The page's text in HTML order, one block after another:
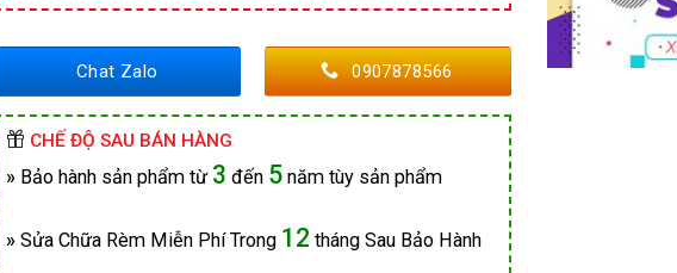
Chat Zalo 0907878566
CHẾ ĐỘ SAU BÁN HÀNG
»Bảo hành sản phẩm từ 3 đến 5năm tùy sản phẩm
»Sửa Chữa Rèm Miễn Phí Trong 12 tháng Sau Bảo Hành